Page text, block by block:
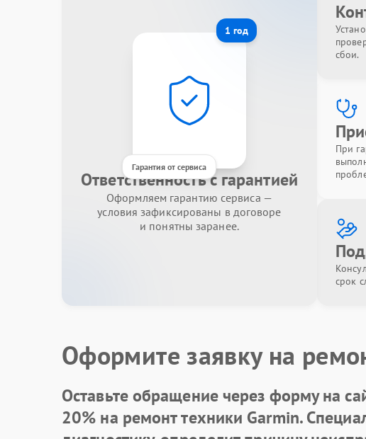
1 год
Гарантия от сервиса
Ответственность с гарантией
Оформляем гарантию сервиса —
условия зафиксированы в договоре
и понятны заранее.
сбои.
При
срок
Оформите заявку на
Оставьте обращение через форму на
20% на ремонт техники Garmin.